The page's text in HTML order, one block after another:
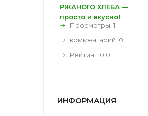
РЖАНОГО ХЛЕБА —
просто и вкусно!
Просмотры: 1
комментарий: 0
Рейтинг: 0.0
ИНФОРМАЦИЯ